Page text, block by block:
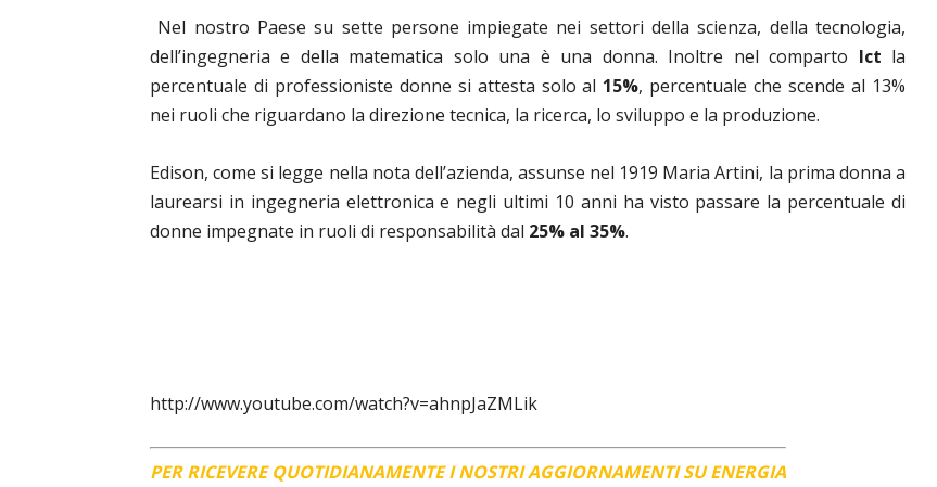
Nel nostro Paese su sette persone impiegate nei settori della scienza, della tecnologia,
dell’ingegneria e della matematica solo una è una donna. Inoltre nel comparto Ict la
percentuale di professioniste donne si attesta solo al 15%, percentuale che scende al 13%
nei ruoli che riguardano la direzione tecnica, la ricerca, lo sviluppo e la produzione.
Edison, come si legge nella nota dell’azienda, assunse nel 1919 Maria Artini, la prima donna a
laurearsi in ingegneria elettronica e negli ultimi 10 anni ha visto passare la percentuale di
donne impegnate in ruoli di responsabilità dal 25% al 35%.
http://www.youtube.com/watch?v=ahnpJaZMLik
PER RICEVERE QUOTIDIANAMENTE I NOSTRI AGGIORNAMENTI SU ENERGIA